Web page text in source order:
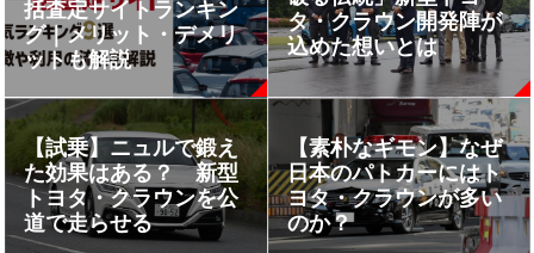
括査定サイトランキン
グ｜メリット・デメリ
ットも解説
タ・クラウン開発陣が
込めた想いとは
【試乗】ニュルで鍛え
た効果はある？ 新型
トヨタ・クラウンを公
道で走らせる
【素朴なギモン】なぜ
日本のパトカーにはト
ヨタ・クラウンが多い
のか？